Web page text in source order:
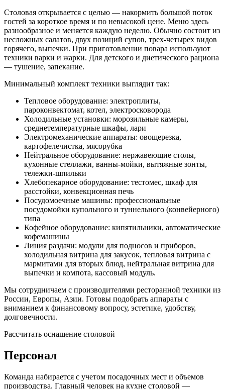
Столовая открывается с целью — накормить большой поток
гостей за короткое время и по невысокой цене. Меню здесь
разнообразное и меняется каждую неделю. Обычно состоит из
несложных салатов, двух позиций супов, трех-четырех видов
горячего, выпечки. При приготовлении повара используют
техники варки и жарки. Для детского и диетического рациона
— тушение, запекание.
Минимальный комплект техники выглядит так:
Тепловое оборудование: электроплиты,
пароконвектомат, котел, электросковорода
Холодильные установки: морозильные камеры,
среднетемпературные шкафы, лари
Электромеханические аппараты: овощерезка,
картофелечистка, мясорубка
Нейтральное оборудование: нержавеющие столы,
кухонные стеллажи, ванны-мойки, вытяжные зонты,
тележки-шпильки
Хлебопекарное оборудование: тестомес, шкаф для
расстойки, конвекционная печь
Посудомоечные машины: профессиональные
посудомойки купольного и туннельного (конвейерного)
типа
Кофейное оборудование: кипятильники, автоматические
кофемашины
Линия раздачи: модули для подносов и приборов,
холодильная витрина для закусок, тепловая витрина с
мармитами для вторых блюд, нейтральная витрина для
выпечки и компота, кассовый модуль.
Мы сотрудничаем с производителями ресторанной техники из
России, Европы, Азии. Готовы подобрать аппараты с
вниманием к финансовому вопросу, эстетике, удобству,
долговечности.
Рассчитать оснащение столовой
Персонал
Команда набирается с учетом посадочных мест и объемов
производства. Главный человек на кухне столовой —